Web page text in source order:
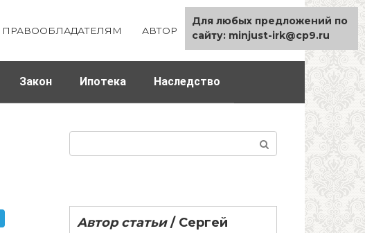
ПРАВООБЛАДАТЕЛЯМ АВТОР КАРТА САЙТА
Закон Ипотека Наследство
Автор статьи/ Сергей
Для любых предложений по
сайту: minjust-irk@cp9.ru